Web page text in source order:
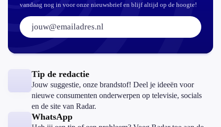
vandaag nog in voor onze nieuwsbrief en blijf altijd op de hoogte!
E-mailadres:
Tip de redactie
Jouw suggestie, onze brandstof! Deel je ideeën voor
nieuwe consumenten onderwerpen op televisie, socials
en de site van Radar.
WhatsApp